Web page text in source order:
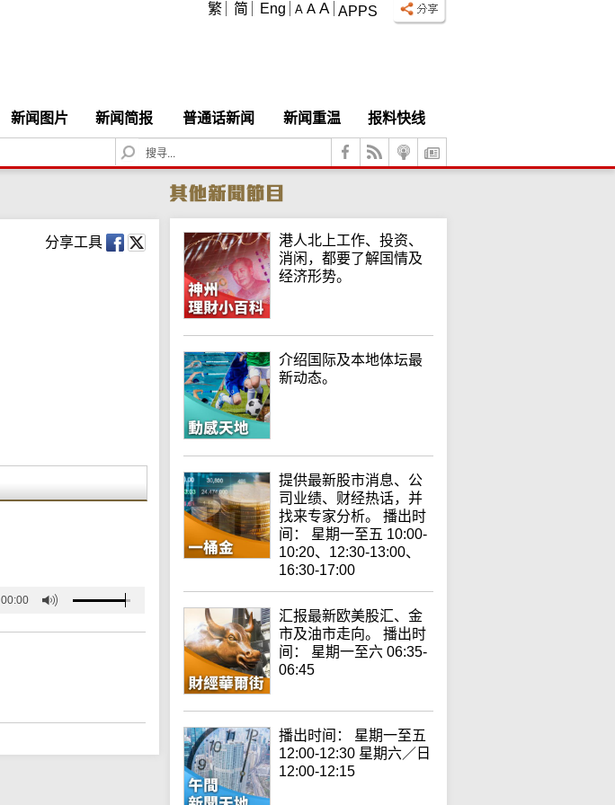
APPS
A A A
繁 简 Eng
新闻图片 新闻简报 普通话新闻 新闻重温 报料快线
S
e
c
h
分享工具
00:00
港人北上工作、投资、
消闲，都要了解国情及
经济形势。
介绍国际及本地体坛最
新动态。
提供最新股市消息、公
司业绩、财经热话，并
找来专家分析。 播出时
间： 星期一至五 10:00-
10:20、12:30-13:00、
16:30-17:00
汇报最新欧美股汇、金
市及油市走向。 播出时
间： 星期一至六 06:35-
06:45
播出时间： 星期一至五
12:00-12:30 星期六／日
12:00-12:15